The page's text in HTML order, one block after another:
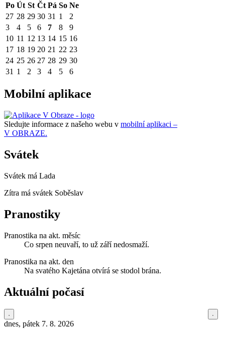
Po Út St Čt Pá So Ne
27 28 29 30 31 1
2
3
4 5 6 7 8
9
10 11 12 13 14 15 16
17 18 19 20 21 22 23
24 25 26 27 28 29 30
31 1 2 3 4 5 6
Mobilní aplikace
Sledujte informace z našeho webu v mobilní aplikaci –
V OBRAZE.
Svátek
Svátek má Lada
Zítra má svátek Soběslav
Pranostiky
Pranostika na akt. měsíc
Co srpen neuvaří, to už září nedosmaží.
Pranostika na akt. den
Na svatého Kajetána otvírá se stodol brána.
Aktuální počasí
dnes, pátek 7. 8. 2026